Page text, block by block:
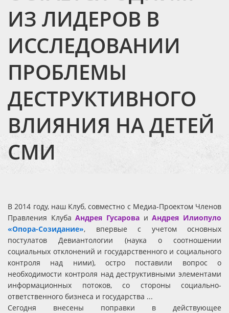
ИЗ ЛИДЕРОВ В
ИССЛЕДОВАНИИ
ПРОБЛЕМЫ
ДЕСТРУКТИВНОГО
ВЛИЯНИЯ НА ДЕТЕЙ
СМИ
В 2014 году, наш Клуб, совместно с Медиа-Проектом Членов
Правления КлубаАндрея Гусарова иАндрея Илиопуло
«Опора-Созидание», впервые с учетом основных
постулатов Девиантологии (наука о соотношении
социальных отклонений и государственного и социального
контроля над ними), остро поставили вопрос о
необходимости контроля над деструктивными элементами
информационных потоков, со стороны социально-
ответственного бизнеса и государства ...
Сегодня внесены поправки в действующее